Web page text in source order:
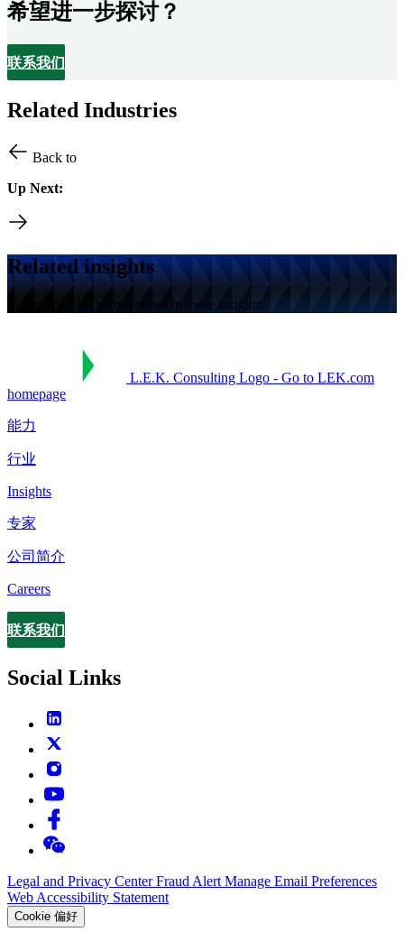
希望进一步探讨？
联系我们
Related Industries
Back to
Up Next:
Related insights
You might also be interested in these insights.
L.E.K. Consulting Logo - Go to LEK.com
homepage
能力
行业
Insights
专家
公司简介
Careers
Contact
联系我们
Social Links
Legal and Privacy CenterFraud AlertManage Email Preferences
Web Accessibility Statement
Cookie 偏好